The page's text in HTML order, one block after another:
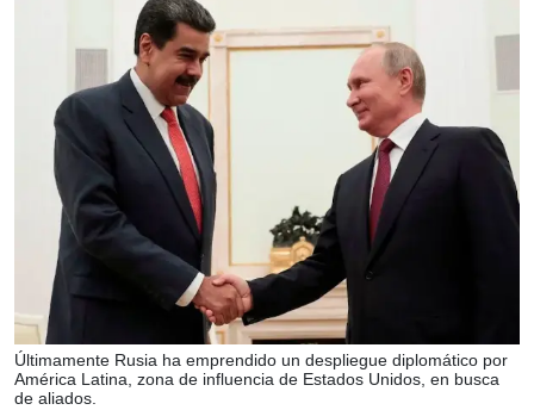
Últimamente Rusia ha emprendido un despliegue diplomático por
América Latina, zona de influencia de Estados Unidos, en busca
de aliados.